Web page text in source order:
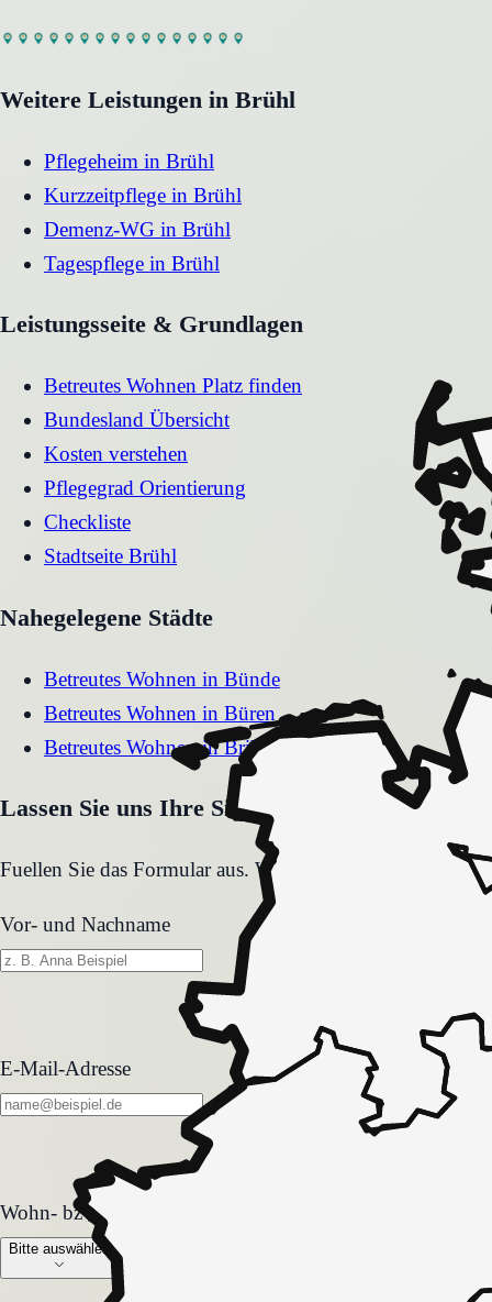
Weitere Leistungen in Brühl
Pflegeheim in Brühl
Kurzzeitpflege in Brühl
Demenz-WG in Brühl
Tagespflege in Brühl
Leistungsseite & Grundlagen
Betreutes Wohnen Platz finden
Bundesland Übersicht
Kosten verstehen
Pflegegrad Orientierung
Checkliste
Stadtseite Brühl
Nahegelegene Städte
Betreutes Wohnen in Bünde
Betreutes Wohnen in Büren
Betreutes WohneninBrilon
Lassen Sie uns Ihre Situation gemeinsam
Fuellen Sie das Formular aus. Wir melden uns zeitnah
Vor- und Nachname
E-Mail-Adresse
Wohn- bzw. Pflegeform
Wohn- bzw. Pflegeform
Bitte auswählen